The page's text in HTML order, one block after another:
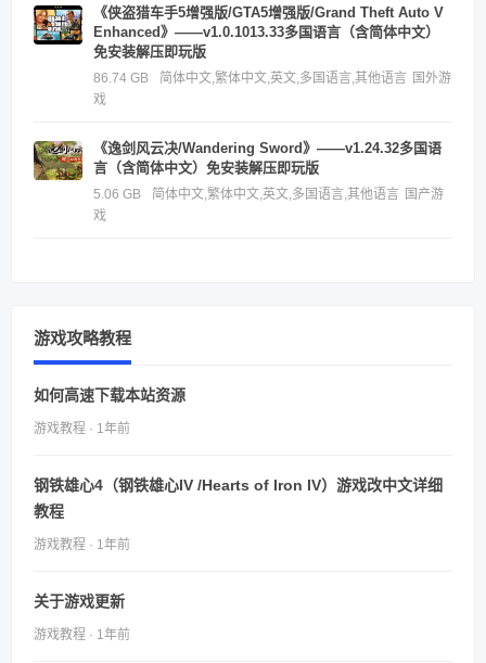
《侠盗猎车手5增强版/GTA5增强版/Grand Theft Auto V
Enhanced》——v1.0.1013.33多国语言（含简体中文）
免安装解压即玩版
86.74 GB 简体中文,繁体中文,英文,多国语言,其他语言 国外游
戏
《逸剑风云决/Wandering Sword》——v1.24.32多国语
言（含简体中文）免安装解压即玩版
5.06 GB 简体中文,繁体中文,英文,多国语言,其他语言 国产游
戏
游戏攻略教程
如何高速下载本站资源
游戏教程 · 1年前
钢铁雄心4（钢铁雄心IV /Hearts of Iron IV）游戏改中文详细
教程
游戏教程 · 1年前
关于游戏更新
游戏教程 · 1年前